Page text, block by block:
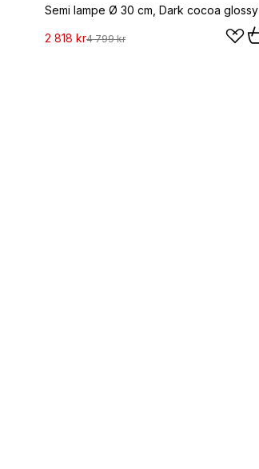
Semi lampe Ø 30 cm, Dark cocoa glossy
2 818 kr4 799 kr